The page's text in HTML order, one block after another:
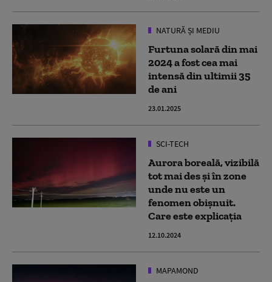
NATURĂ ȘI MEDIU
Furtuna solară din mai
2024 a fost cea mai
intensă din ultimii 35
de ani
23.01.2025
SCI-TECH
Aurora boreală, vizibilă
tot mai des și în zone
unde nu este un
fenomen obișnuit.
Care este explicația
12.10.2024
MAPAMOND